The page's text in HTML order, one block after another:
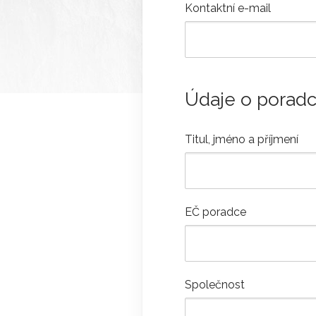
Kontaktní e-mail
Údaje o
Titul, jméno a příjmení
EČ poradce
Společnost